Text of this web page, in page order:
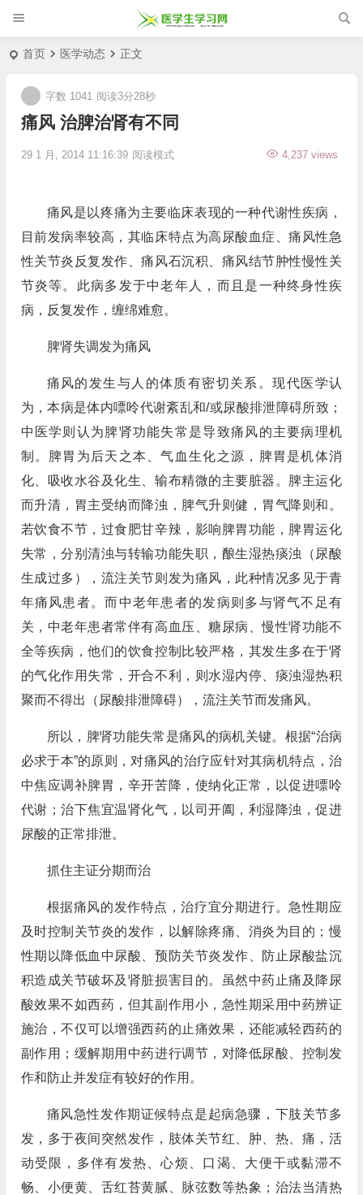
首页 医学动态 正文
痛风 治脾治肾有不同
29 1 月, 2014 11:16:39 4,237 views
字数 1041 阅读3分28秒
阅读模式
痛风是以疼痛为主要临床表现的一种代谢性疾病，
目前发病率较高，其临床特点为高尿酸血症、痛风性急
性关节炎反复发作、痛风石沉积、痛风结节肿性慢性关
节炎等。此病多发于中老年人，而且是一种终身性疾
病，反复发作，缠绵难愈。
脾肾失调发为痛风
痛风的发生与人的体质有密切关系。现代医学认
为，本病是体内嘌呤代谢紊乱和/或尿酸排泄障碍所致；
中医学则认为脾肾功能失常是导致痛风的主要病理机
制。脾胃为后天之本、气血生化之源，脾胃是机体消
化、吸收水谷及化生、输布精微的主要脏器。脾主运化
而升清，胃主受纳而降浊，脾气升则健，胃气降则和。
若饮食不节，过食肥甘辛辣，影响脾胃功能，脾胃运化
失常，分别清浊与转输功能失职，酿生湿热痰浊（尿酸
生成过多），流注关节则发为痛风，此种情况多见于青
年痛风患者。而中老年患者的发病则多与肾气不足有
关，中老年患者常伴有高血压、糖尿病、慢性肾功能不
全等疾病，他们的饮食控制比较严格，其发生多在于肾
的气化作用失常，开合不利，则水湿内停、痰浊湿热积
聚而不得出（尿酸排泄障碍），流注关节而发痛风。
所以，脾肾功能失常是痛风的病机关键。根据“治病
必求于本”的原则，对痛风的治疗应针对其病机特点，治
中焦应调补脾胃，辛开苦降，使纳化正常，以促进嘌呤
代谢；治下焦宜温肾化气，以司开阖，利湿降浊，促进
尿酸的正常排泄。
抓住主证分期而治
根据痛风的发作特点，治疗宜分期进行。急性期应
及时控制关节炎的发作，以解除疼痛、消炎为目的；慢
性期以降低血中尿酸、预防关节炎发作、防止尿酸盐沉
积造成关节破坏及肾脏损害目的。虽然中药止痛及降尿
酸效果不如西药，但其副作用小，急性期采用中药辨证
施治，不仅可以增强西药的止痛效果，还能减轻西药的
副作用；缓解期用中药进行调节，对降低尿酸、控制发
作和防止并发症有较好的作用。
痛风急性发作期证候特点是起病急骤，下肢关节多
发，多于夜间突然发作，肢体关节红、肿、热、痛，活
动受限，多伴有发热、心烦、口渴、大便干或黏滞不
畅、小便黄、舌红苔黄腻、脉弦数等热象；治法当清热